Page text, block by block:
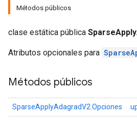
Métodos públicos
clase estática pública
Atributos opcionales para
Métodos públicos
SparseApplyAdagradV2.Opciones